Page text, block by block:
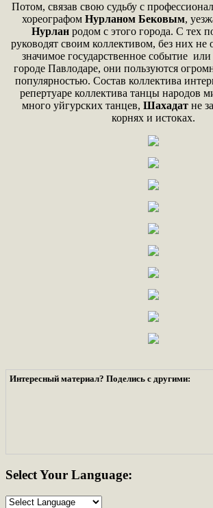
Потом, связав свою судьбу с
хореографом Нурланом Бековым,
Нурланродом с этого города. С тех
руководят своим коллективом, без них не
значимое государственное событие
городе Павлодаре, они пользуются
популярностью. Состав коллектива
репертуаре коллектива танцы народов
много уйгурских танцев, Шахадат не
корнях и истоках.
Интересный материал? Поделись с другими:
SelectYour Language: